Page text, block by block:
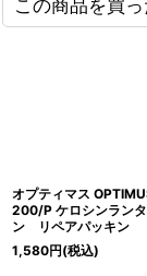
オプティマス
200/P ケロシンランタ
ン リペアパッキン
1,580円(税込)